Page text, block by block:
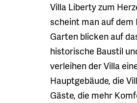
Villa Liberty zum
scheint man auf dem
Garten blicken auf
historische Baustil
verleihen der Villa
Hauptgebäude, die
Gäste, die mehr